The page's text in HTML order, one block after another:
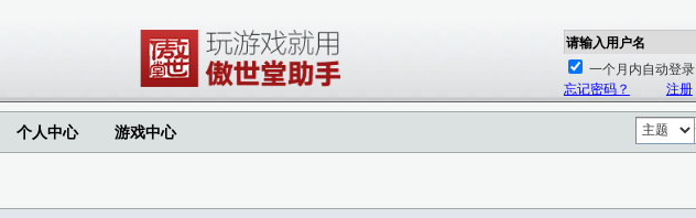
请输入用户名
一个月内自动登录
忘记密码？
注册
个人中心 游戏中心